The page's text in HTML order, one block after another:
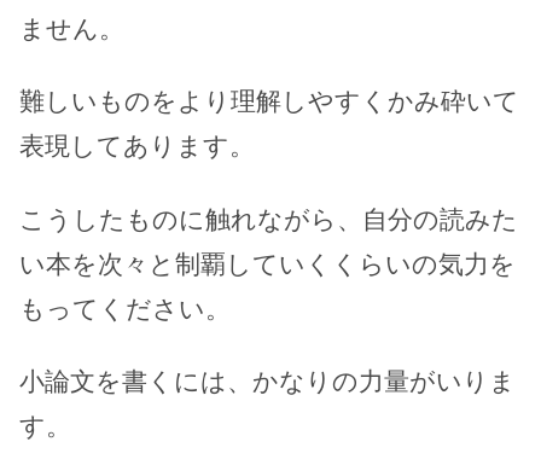
ません。
難しいものをより理解しやすくかみ砕いて
表現してあります。
こうしたものに触れながら、自分の読みた
い本を次々と制覇していくくらいの気力を
もってください。
小論文を書くには、かなりの力量がいりま
す。